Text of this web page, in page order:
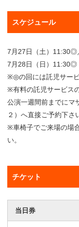
スケジュール
7月27日（土）11:30◎
7月28日（日）11:30◎
※◎の回には託児サービ
※有料の託児サービス
公演一週間前までにマ
２）へ直接ご予約下さ
※車椅子でご来場の場
い。
チケット
当日券